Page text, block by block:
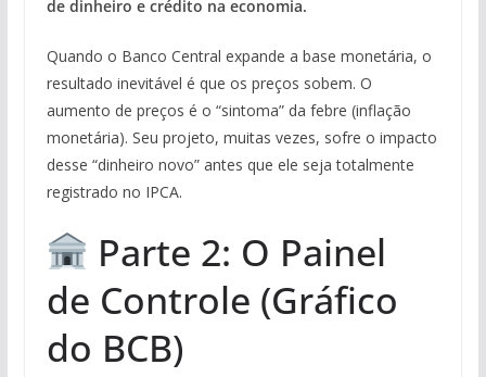
de dinheiro e crédito na economia.
Quando o Banco Central expande a base monetária, o
resultado inevitável é que os preços sobem. O
aumento de preços é o “sintoma” da febre (inflação
monetária). Seu projeto, muitas vezes, sofre o impacto
desse “dinheiro novo” antes que ele seja totalmente
registrado no IPCA.
Parte 2: O Painel
de Controle (Gráfico
do BCB)